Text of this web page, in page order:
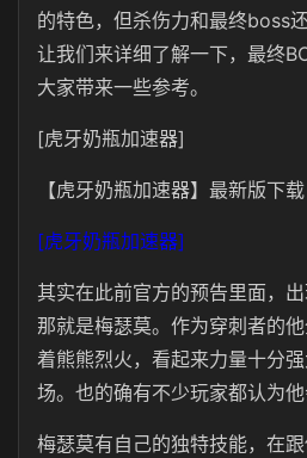
的特色，但杀伤力和最终boss
让我们来详细了解一下，最终
大家带来一些参考。
[虎牙奶瓶加速器]
【虎牙奶瓶加速器】最新版下载
[虎牙奶瓶加速器]
其实在此前官方的预告里面，出
那就是梅瑟莫。作为穿刺者的
着熊熊烈火，看起来力量十分
场。也的确有不少玩家都认为他
梅瑟莫有自己的独特技能，在